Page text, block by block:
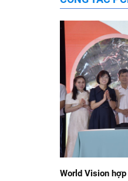
World Vision